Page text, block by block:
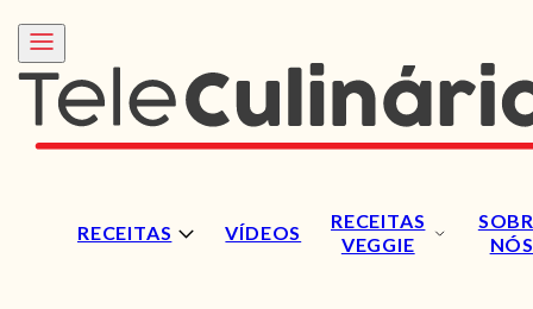
RECEITAS VÍDEOS
RECEITAS
VEGGIE
NÓS